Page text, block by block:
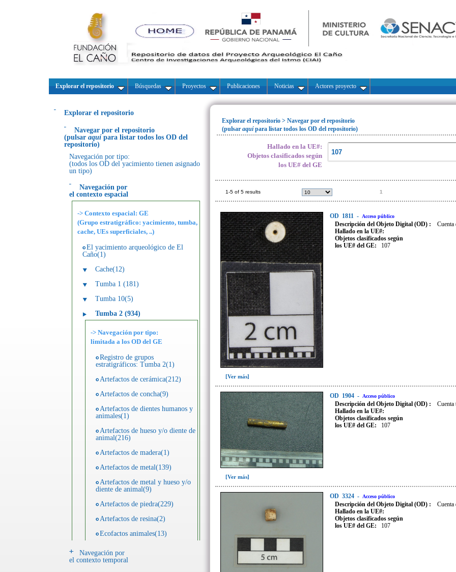
Explorar el repositorio Búsquedas Proyectos Publicaciones Noticias Actores proyecto
Explorar el repositorio
Navegar por el repositorio
(pulsar aquí para listar todos los OD del
repositorio)
Navegación por tipo:
(todos los OD del yacimiento tienen asignado
un tipo)
Navegación por
el contexto espacial
-> Contexto espacial: GE
(Grupo estratigráfico: yacimiento, tumba,
cache, UEs superficiales, ..)
El yacimiento arqueológico de El
Caño(1)
Cache(12)
Tumba 1 (181)
Tumba 10(5)
Tumba 2 (934)
-> Navegación por tipo:
limitada a los OD del GE
Registro de grupos
estratigráficos: Tumba 2(1)
Artefactos de cerámica(212)
Artefactos de concha(9)
Artefactos de dientes humanos y
animales(1)
Artefactos de hueso y/o diente de
animal(216)
Artefactos de madera(1)
Artefactos de metal(139)
Artefactos de metal y hueso y/o
diente de animal(9)
Artefactos de piedra(229)
Artefactos de resina(2)
Ecofactos animales(13)
Ecofactos de concha(2)
Ecofactos de piedra(3)
Navegación por
el contexto temporal
Explorar el repositorio > Navegar por el repositorio
(pulsar aquípara listar todos los OD del repositorio)
Hallado en la UE#:
Objetos clasificados según
los UE# del GE
1-5 of 5 results 1
OD 1811 - Acceso público
Descripción del Objeto Digital (OD) :
Cuenta
Hallado en la UE#:
Objetos clasificados según
los UE# del GE:
107
[Ver más]
OD 1904 - Acceso público
Descripción del Objeto Digital (OD) :
Cuenta
Hallado en la UE#:
Objetos clasificados según
los UE# del GE:
107
[Ver más]
OD 3324 - Acceso público
Descripción del Objeto Digital (OD) :
Cuenta
Hallado en la UE#:
Objetos clasificados según
los UE# del GE:
107